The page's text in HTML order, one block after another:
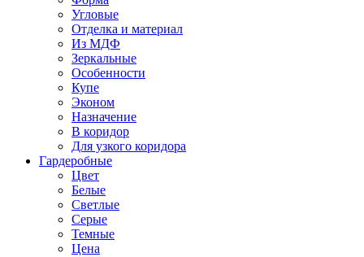
Угловые
Отделка и материал
Из МДФ
Зеркальные
Особенности
Купе
Эконом
Назначение
В коридор
Для узкого коридора
Гардеробные
Цвет
Белые
Светлые
Серые
Темные
Цена